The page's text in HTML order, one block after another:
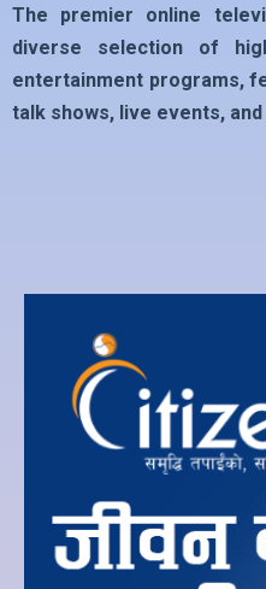
The premier online
diverse selection of
entertainment programs,
talk shows, live events,